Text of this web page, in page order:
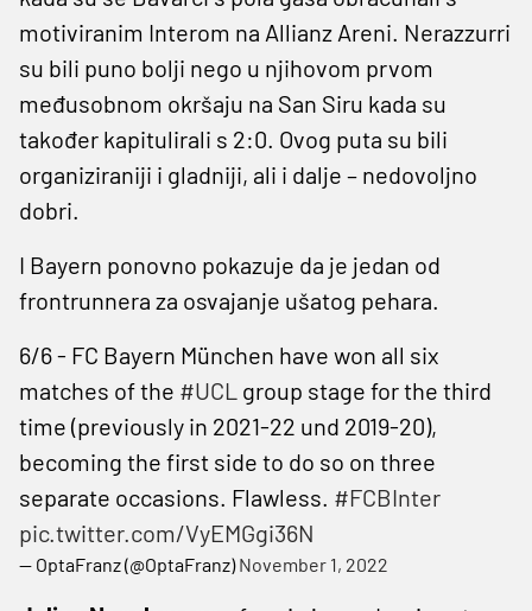
motiviranim Interom na Allianz Areni. Nerazzurri
su bili puno bolji nego u njihovom prvom
međusobnom okršaju na San Siru kada su
također kapitulirali s 2:0. Ovog puta su bili
organiziraniji i gladniji, ali i dalje – nedovoljno
dobri.
I Bayern ponovno pokazuje da je jedan od
frontrunnera za osvajanje ušatog pehara.
6/6 - FC Bayern München have won all six
matches of the #UCL group stage for the third
time (previously in 2021-22 und 2019-20),
becoming the first side to do so on three
separate occasions. Flawless. #FCBInter
pic.twitter.com/VyEMGgi36N
— OptaFranz (@OptaFranz)November 1, 2022